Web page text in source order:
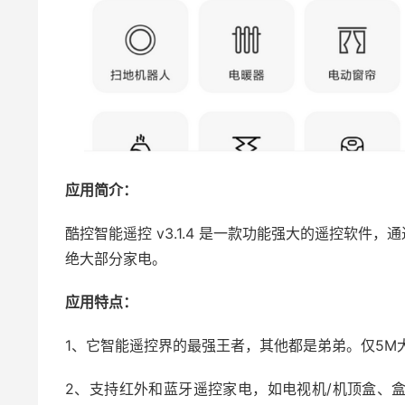
应用简介：
酷控智能遥控 v3.1.4 是一款功能强大的遥控软件，
绝大部分家电。
应用特点：
1、它智能遥控界的最强王者，其他都是弟弟。仅5M
2、支持红外和蓝牙遥控家电，如电视机/机顶盒、